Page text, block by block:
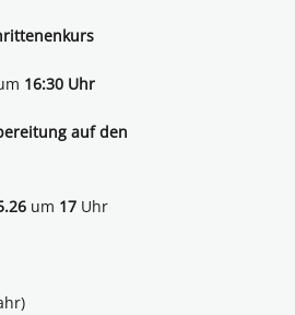
16:30 Uhr
auf den
um 17 Uhr